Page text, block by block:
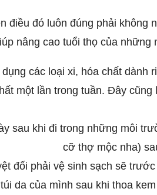
điều đó luôn đúng phải không
nâng cao tuổi thọ của những
các loại xi, hóa chất
một lần trong tuần. Đây
sau khi đi trong những môi
cỡ thợ mộc nha)
đối phải vệ sinh sạch sẽ
da của mình sau khi thoa